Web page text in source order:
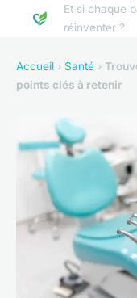
Et si chaque
réinventer ?
Accueil › Santé ›
points clés à retenir